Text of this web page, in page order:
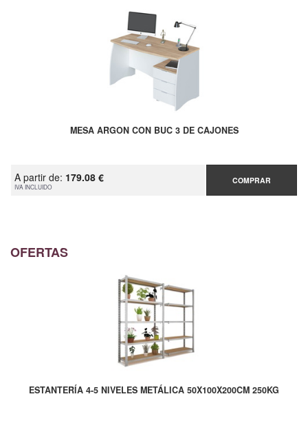
MESA ARGON CON BUC 3 DE CAJONES
A partir de: 179.08 €
IVA INCLUIDO
COMPRAR
OFERTAS
ESTANTERÍA 4-5 NIVELES METÁLICA 50X100X200CM 250KG